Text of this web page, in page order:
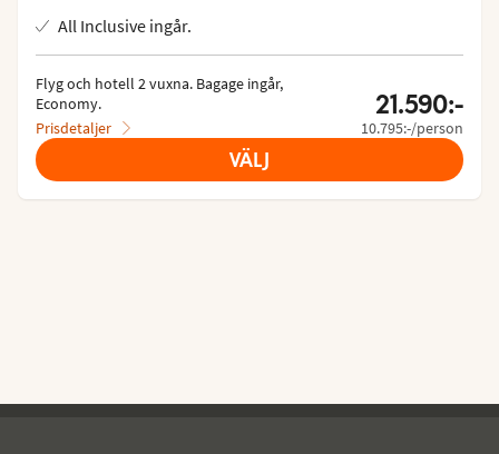
All Inclusive ingår.
Flyg och hotell 2 vuxna. Bagage ingår,
Economy.
Prisdetaljer
21.590:-
10.795:-/person
VÄLJ